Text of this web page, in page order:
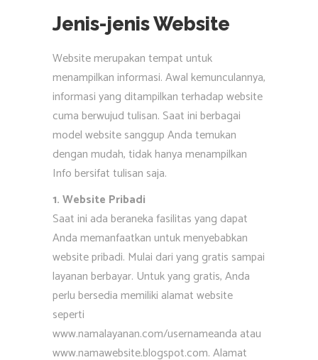
Jenis-jenis Website
Website merupakan tempat untuk
menampilkan informasi. Awal kemunculannya,
informasi yang ditampilkan terhadap website
cuma berwujud tulisan. Saat ini berbagai
model website sanggup Anda temukan
dengan mudah, tidak hanya menampilkan
Info bersifat tulisan saja.
1. Website Pribadi
Saat ini ada beraneka fasilitas yang dapat
Anda memanfaatkan untuk menyebabkan
website pribadi. Mulai dari yang gratis sampai
layanan berbayar. Untuk yang gratis, Anda
perlu bersedia memiliki alamat website
seperti
www.namalayanan.com/usernameanda atau
www.namawebsite.blogspot.com. Alamat